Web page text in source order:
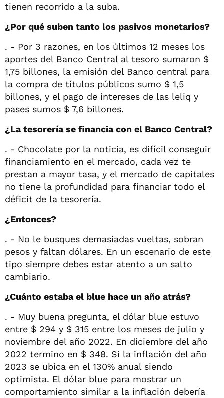
tienen recorrido a la suba.
¿Por qué suben tanto los pasivos monetarios?
. - Por 3 razones, en los últimos 12 meses los
aportes del Banco Central al tesoro sumaron $
1,75 billones, la emisión del Banco central para
la compra de títulos públicos sumo $ 1,5
billones, y el pago de intereses de las leliq y
pases sumos $ 7,6 billones.
¿La tesorería se financia con el Banco Central?
. - Chocolate por la noticia, es difícil conseguir
financiamiento en el mercado, cada vez te
prestan a mayor tasa, y el mercado de capitales
no tiene la profundidad para financiar todo el
déficit de la tesorería.
¿Entonces?
. - No le busques demasiadas vueltas, sobran
pesos y faltan dólares. En un escenario de este
tipo siempre debes estar atento a un salto
cambiario.
¿Cuánto estaba el blue hace un año atrás?
. - Muy buena pregunta, el dólar blue estuvo
entre $ 294 y $ 315 entre los meses de julio y
noviembre del año 2022. En diciembre del año
2022 termino en $ 348. Si la inflación del año
2023 se ubica en el 130% anual siendo
optimista. El dólar blue para mostrar un
comportamiento similar a la inflación debería